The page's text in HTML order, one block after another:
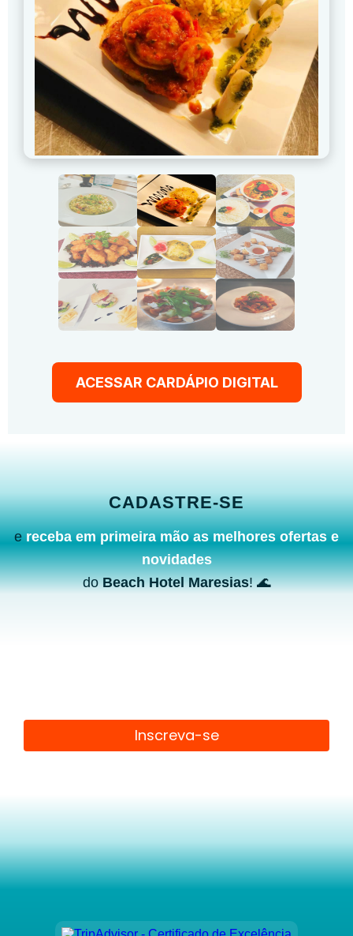
ACESSAR CARDÁPIO DIGITAL
CADASTRE-SE
ereceba em primeira mão as melhores ofertas e
novidades
doBeach Hotel Maresias! 🌊
Inscreva-se